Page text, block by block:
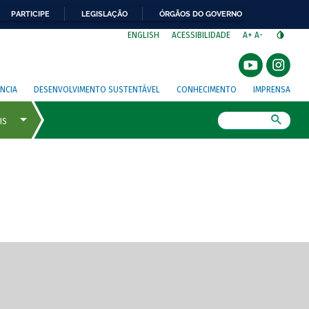
PARTICIPE LEGISLAÇÃO ÓRGÃOS DO GOVERNO
ENGLISH ACESSIBILIDADE A+ A-
DESENVOLVIMENTO SUSTENTÁVEL CONHECIMENTO IMPRENSA
de tela